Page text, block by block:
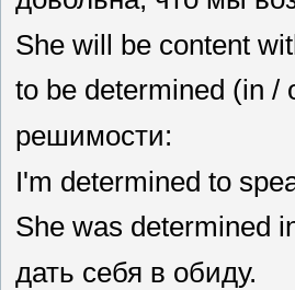
She will be content
to be determined (in
решимости:
I'm determined to
She was determined
дать себя в обиду.